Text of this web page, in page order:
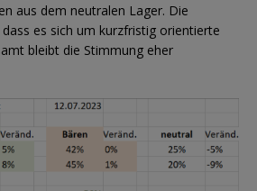
aus dem neutralen Lager. Die
es sich um kurzfristig orientierte
bleibt die Stimmung eher